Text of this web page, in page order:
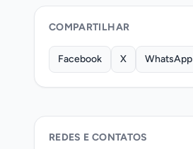
COMPARTILHAR
Facebook X WhatsApp
REDES E CONTATOS